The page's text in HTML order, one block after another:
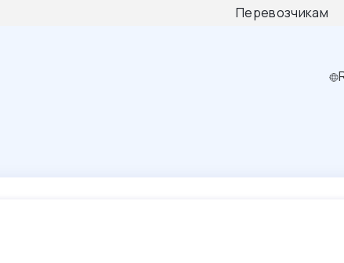
Перевозчикам